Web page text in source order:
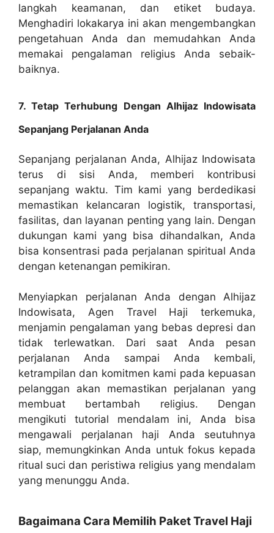
langkah keamanan, dan etiket budaya.
Menghadiri lokakarya ini akan mengembangkan
pengetahuan Anda dan memudahkan Anda
memakai pengalaman religius Anda sebaik-
baiknya.
7. Tetap Terhubung Dengan Alhijaz Indowisata
Sepanjang Perjalanan Anda
Sepanjang perjalanan Anda, Alhijaz Indowisata
terus di sisi Anda, memberi kontribusi
sepanjang waktu. Tim kami yang berdedikasi
memastikan kelancaran logistik, transportasi,
fasilitas, dan layanan penting yang lain. Dengan
dukungan kami yang bisa dihandalkan, Anda
bisa konsentrasi pada perjalanan spiritual Anda
dengan ketenangan pemikiran.
Menyiapkan perjalanan Anda dengan Alhijaz
Indowisata, Agen Travel Haji terkemuka,
menjamin pengalaman yang bebas depresi dan
tidak terlewatkan. Dari saat Anda pesan
perjalanan Anda sampai Anda kembali,
ketrampilan dan komitmen kami pada kepuasan
pelanggan akan memastikan perjalanan yang
membuat bertambah religius. Dengan
mengikuti tutorial mendalam ini, Anda bisa
mengawali perjalanan haji Anda seutuhnya
siap, memungkinkan Anda untuk fokus kepada
ritual suci dan peristiwa religius yang mendalam
yang menunggu Anda.
Bagaimana Cara Memilih Paket Travel Haji